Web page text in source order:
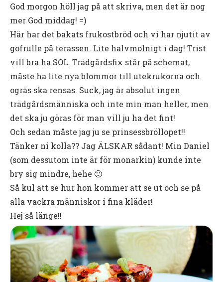
God morgon höll jag på att skriva, men det är nog
mer God middag! =)
Här har det bakats frukostbröd och vi har njutit av
gofrulle på terassen. Lite halvmolnigt i dag! Trist
vill bra ha SOL. Trädgårdsfix står på schemat,
måste ha lite nya blommor till utekrukorna och
ogräs ska rensas. Suck, jag är absolut ingen
trädgårdsmänniska och inte min man heller, men
det ska ju göras för man vill ju ha det fint!
Och sedan måste jag ju se prinsessbröllopet!!
Tänker ni kolla?? Jag ÄLSKAR sådant! Min Daniel
(som dessutom inte är för monarkin) kunde inte
bry sig mindre, hehe 🙂
Så kul att se hur hon kommer att se ut och se på
alla vackra människor i fina kläder!
Hej så länge!!